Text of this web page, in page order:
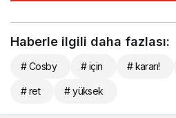
Haberle ilgili daha fazlası:
# Cosby # için # kararı!
# ret # yüksek